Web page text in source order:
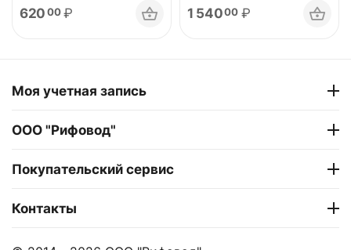
620 00 ₽
1 54000 ₽
Моя учетная запись
ООО "Рифовод"
Покупательский сервис
Контакты